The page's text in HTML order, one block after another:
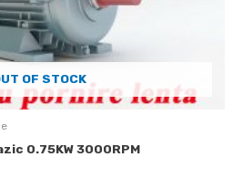
OF STOCK
0.75KW 3000RPM